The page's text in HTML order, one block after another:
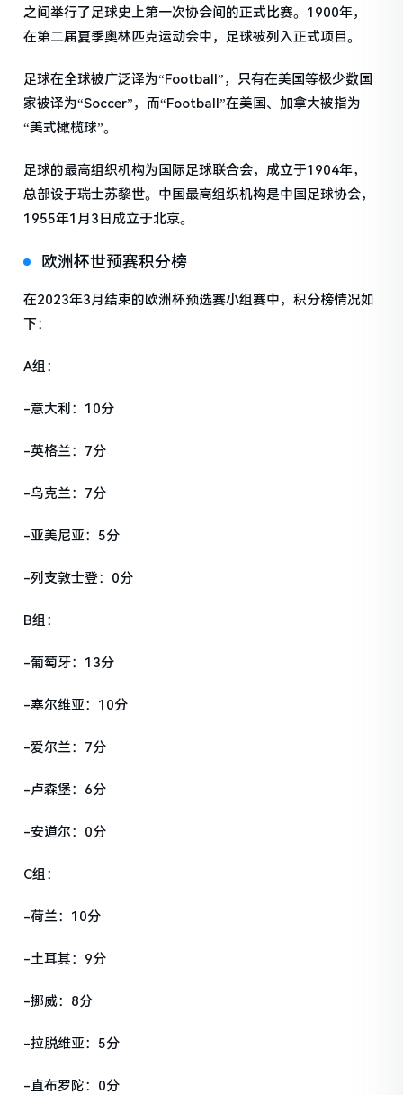
之间举行了足球史上第一次协会间的正式比赛。1900年，
在第二届夏季奥林匹克运动会中，足球被列入正式项目。
足球在全球被广泛译为“Football”，只有在美国等极少数国
家被译为“Soccer”，而“Football”在美国、加拿大被指为
“美式橄榄球”。
足球的最高组织机构为国际足球联合会，成立于1904年，
总部设于瑞士苏黎世。中国最高组织机构是中国足球协会，
1955年1月3日成立于北京。
欧洲杯世预赛积分榜
在2023年3月结束的欧洲杯预选赛小组赛中，积分榜情况如
下：
A组：
-意大利：10分
-英格兰：7分
-乌克兰：7分
-亚美尼亚：5分
-列支敦士登：0分
B组：
-葡萄牙：13分
-塞尔维亚：10分
-爱尔兰：7分
-卢森堡：6分
-安道尔：0分
C组：
-荷兰：10分
-土耳其：9分
-挪威：8分
-拉脱维亚：5分
-直布罗陀：0分